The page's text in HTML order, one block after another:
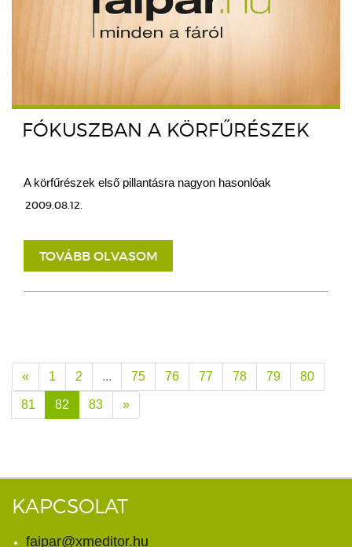
FÓKUSZBAN A KÖRFŰRÉSZEK
A körfűrészek első pillantásra nagyon hasonlóak
2009.08.12.
TOVÁBB OLVASOM
« 1 2 ... 75 76 77 78 79 80
81 82 83 »
KAPCSOLAT
faipar@xmeditor.hu